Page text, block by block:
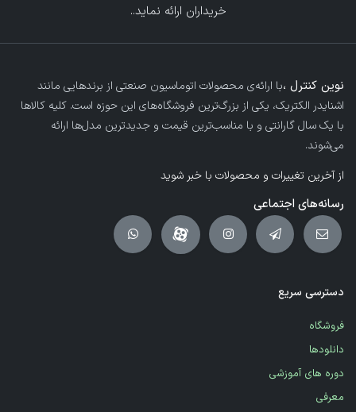
خریداران ارائه نماید..
نوین کنترل ،با ارائه‌ی محصولات اتوماسیون صنعتی از برندهایی مانند
اشنایدر الکتریک، یکی از بزرگ‌ترین فروشگاه‌های این حوزه است. کلیه کالاها
با یک سال گارانتی و با مناسب‌ترین قیمت و جدیدترین مدل‌ها ارائه
می‌شوند.
از آخرین تغییرات و محصولات با خبر شوید
رسانه‌های اجتماعی
دسترسی سریع
فروشگاه
دانلودها
دوره های آموزشی
معرفی